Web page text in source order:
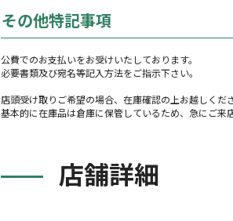
その他特記事項
公費でのお支払いをお受けいたしております。
必要書類及び宛名等記入方法をご指示下さい。
店頭受け取りご希望の場合、在庫確認の上お越しくださ
基本的に在庫品は倉庫に保管しているため、急にご来
店舗詳細